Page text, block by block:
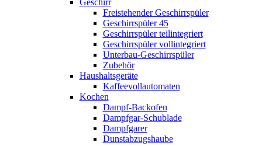
Geschirr
Freistehender Geschirrspüler
Geschirrspüler 45
Geschirrspüler teilintegriert
Geschirrspüler vollintegriert
Unterbau-Geschirrspüler
Zubehör
Haushaltsgeräte
Kaffeevollautomaten
Kochen
Dampf-Backofen
Dampfgar-Schublade
Dampfgarer
Dunstabzugshaube